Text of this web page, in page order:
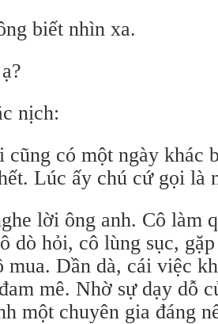
biết nhìn xa.
nịch:
cũng có một ngày khác
Lúc ấy chú cứ gọi là
lời ông anh. Cô làm
dò hỏi, cô lùng sục,
mua. Dần dà, cái việc
mê. Nhờ sự dạy dỗ
một chuyên gia đáng